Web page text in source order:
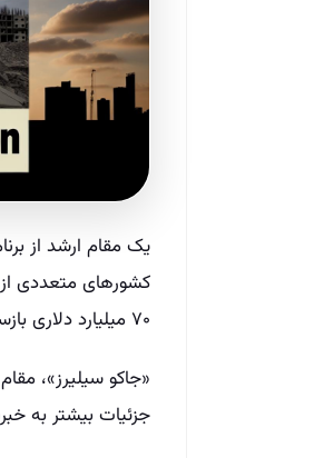
یک مقام ارشد از
کشورهای متعددی
۷۰ میلیارد دلاری بازسازی نوار غزه نقش داشته باشند.
«جاکو سیلیرز»،
جزئیات بیشتر به